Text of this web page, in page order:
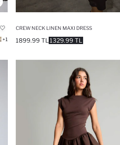
+1
CREW NECK LINEN MAXI DRESS
1329.99 TL
1899.99 TL